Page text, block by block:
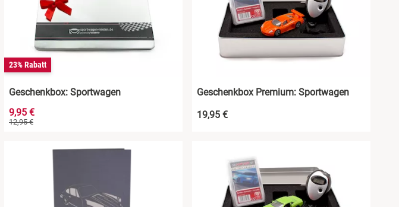
23% Rabatt
Geschenkbox: Sportwagen
9,95 €
12,95 €
Geschenkbox Premium: Sportwagen
19,95 €